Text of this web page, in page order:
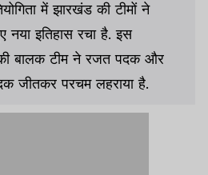
में झारखंड की टीमों ने
नया इतिहास रचा है. इस
की बालक टीम ने रजत पदक और
जीतकर परचम लहराया है.